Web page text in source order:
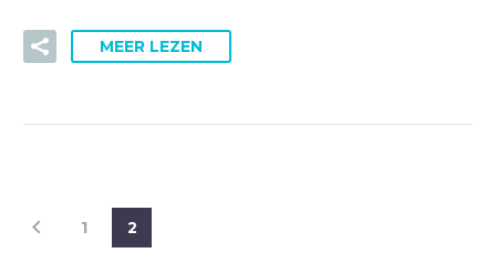
MEER LEZEN
1 2